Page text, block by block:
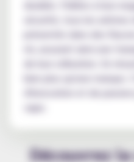
durable. Fidèles à leur
sécurité, tous les arômes
ml, assurant ainsi une
de leur utilisation. En
bien plus qu'une marque.
vape.
Découvrez